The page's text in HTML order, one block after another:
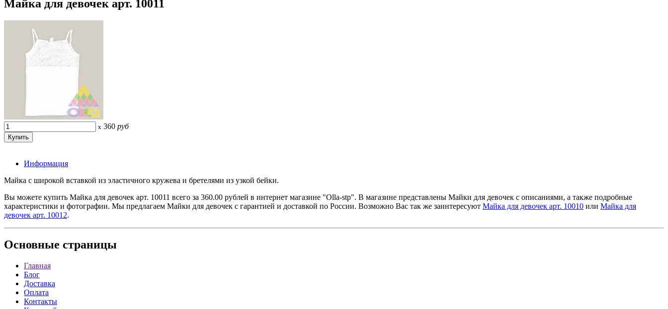
Майка для девочек арт. 10011
x 360 руб
Информация
Майка с широкой вставкой из эластичного кружева и бретелями из узкой бейки.
Вы можете купить Майка для девочек арт. 10011 всего за 360.00 рублей в интернет магазине "Olla-stp". В магазине представлены Майки для девочек с описаниями, а также подробные
характеристики и фотографии. Мы предлагаем Майки для девочек с гарантией и доставкой по России. Возможно Вас так же заинтересуют Майка для девочек арт. 10010 или Майка для
девочек арт. 10012.
Основные страницы
Главная
Блог
Доставка
Оплата
Контакты